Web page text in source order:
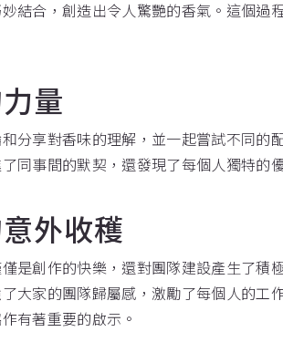
結合，創造出令人驚艷的香氣。這個
量
分享對香味的理解，並一起嘗試不同
同事間的默契，還發現了每個人獨特的
外收穫
是創作的快樂，還對團隊建設產生了
大家的團隊歸屬感，激勵了每個人的
有著重要的啟示。